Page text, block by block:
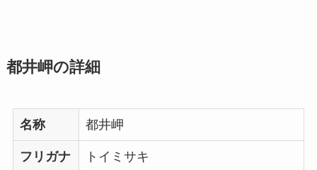
都井岬の詳細
名称 都井岬
フリガナ トイミサキ